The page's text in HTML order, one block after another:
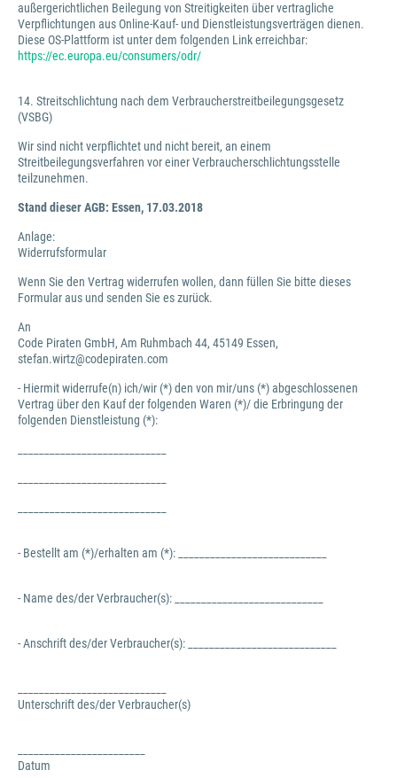
außergerichtlichen Beilegung von Streitigkeiten über vertragliche
Verpflichtungen aus Online-Kauf- und Dienstleistungsverträgen dienen.
Diese OS-Plattform ist unter dem folgenden Link erreichbar:
https://ec.europa.eu/consumers/odr/
14. Streitschlichtung nach dem Verbraucherstreitbeilegungsgesetz
(VSBG)
Wir sind nicht verpflichtet und nicht bereit, an einem
Streitbeilegungsverfahren vor einer Verbraucherschlichtungsstelle
teilzunehmen.
Stand dieser AGB: Essen, 17.03.2018
Anlage:
Widerrufsformular
Wenn Sie den Vertrag widerrufen wollen, dann füllen Sie bitte dieses
Formular aus und senden Sie es zurück.
An
Code Piraten GmbH, Am Ruhmbach 44, 45149 Essen,
stefan.wirtz@codepiraten.com
- Hiermit widerrufe(n) ich/wir (*) den von mir/uns (*) abgeschlossenen
Vertrag über den Kauf der folgenden Waren (*)/ die Erbringung der
folgenden Dienstleistung (*):
- Bestellt am (*)/erhalten am (*): ____________________________
- Name des/der Verbraucher(s): ____________________________
- Anschrift des/der Verbraucher(s): ____________________________
Unterschrift des/der Verbraucher(s)
Datum